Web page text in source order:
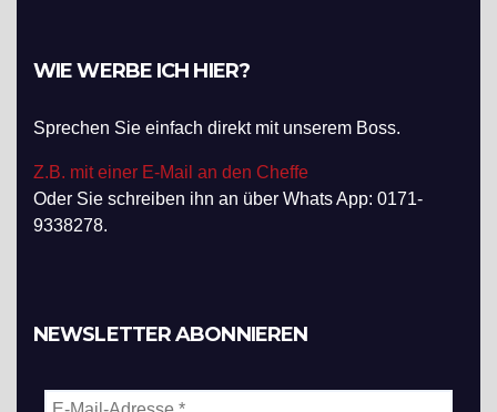
WIE WERBE ICH HIER?
Sprechen Sie einfach direkt mit unserem Boss.
Z.B. mit einer E-Mail an den Cheffe
Oder Sie schreiben ihn an über Whats App: 0171-
9338278.
NEWSLETTER ABONNIEREN